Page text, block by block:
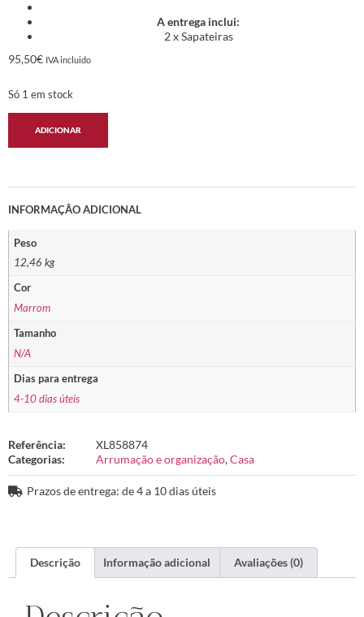
A entrega inclui:
2 x Sapateiras
95,50€ IVA incluido
Só 1 em stock
ADICIONAR
INFORMAÇÃO ADICIONAL
Peso
12,46 kg
Cor
Marrom
Tamanho
N/A
Dias para entrega
4-10 dias úteis
Referência:
XL858874
Categorias:
Arrumação e organização,Casa
Prazos de entrega: de 4 a 10 dias úteis
Descrição Informação adicional Avaliações (0)